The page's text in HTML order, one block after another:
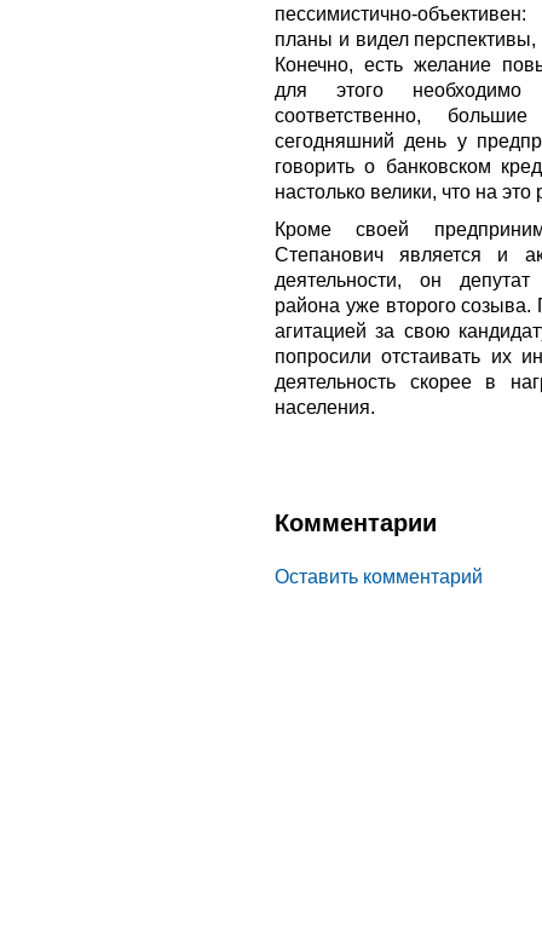
пессимистично-
планы и видел
Конечно, есть желание
для этого необходимо
соответственно,
сегодняшний день у
говорить о банковском
настолько велики, что на
Кроме своей
Степанович является и
деятельности, он
района уже второго созыва.
агитацией за свою
попросили отстаивать их
деятельность скорее в
населения.
Комментарии
Оставить комментарий